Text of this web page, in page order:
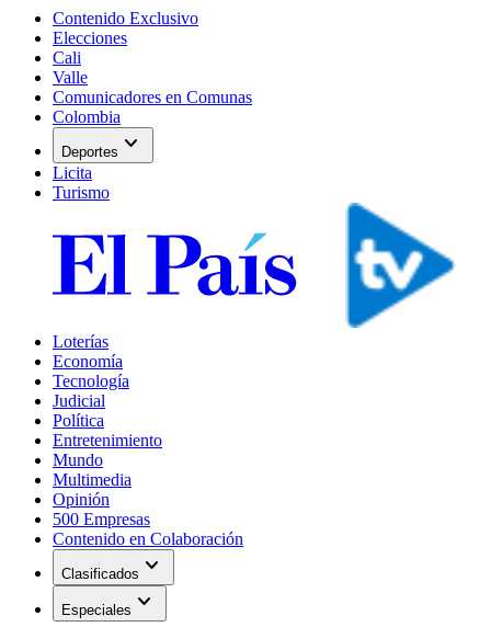
Contenido Exclusivo
Elecciones
Cali
Valle
Comunicadores en Comunas
Colombia
Deportes expand_more
Licita
Turismo
Loterías
Economía
Tecnología
Judicial
Política
Entretenimiento
Mundo
Multimedia
Opinión
500 Empresas
Contenido en Colaboración
Clasificados expand_more
Especiales expand_more